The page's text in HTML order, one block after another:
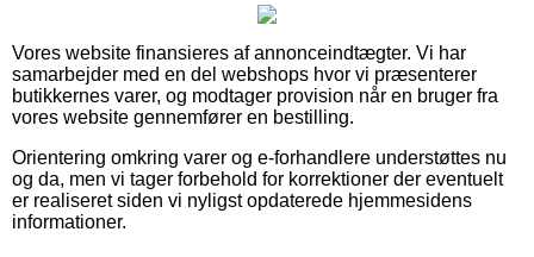
Vores website finansieres af annonceindtægter. Vi har
samarbejder med en del webshops hvor vi præsenterer
butikkernes varer, og modtager provision når en bruger fra
vores website gennemfører en bestilling.
Orientering omkring varer og e-forhandlere understøttes nu
og da, men vi tager forbehold for korrektioner der eventuelt
er realiseret siden vi nyligst opdaterede hjemmesidens
informationer.